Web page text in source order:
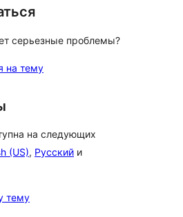
серьезные проблемы?
на тему
на следующих
(US), Русский и
тему